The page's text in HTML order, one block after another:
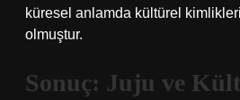
küresel anlamda kültürel
olmuştur.
Sonuç: Juju ve